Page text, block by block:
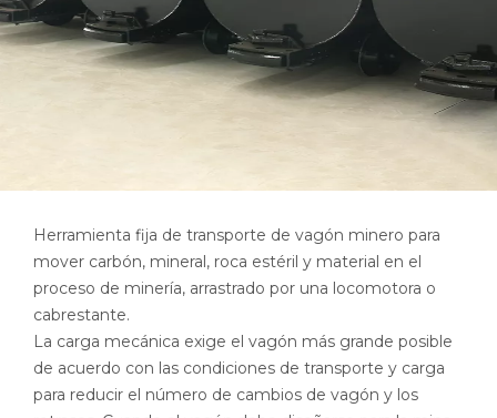
Herramienta fija de transporte de vagón minero para
mover carbón, mineral, roca estéril y material en el
proceso de minería, arrastrado por una locomotora o
cabrestante.
La carga mecánica exige el vagón más grande posible
de acuerdo con las condiciones de transporte y carga
para reducir el número de cambios de vagón y los